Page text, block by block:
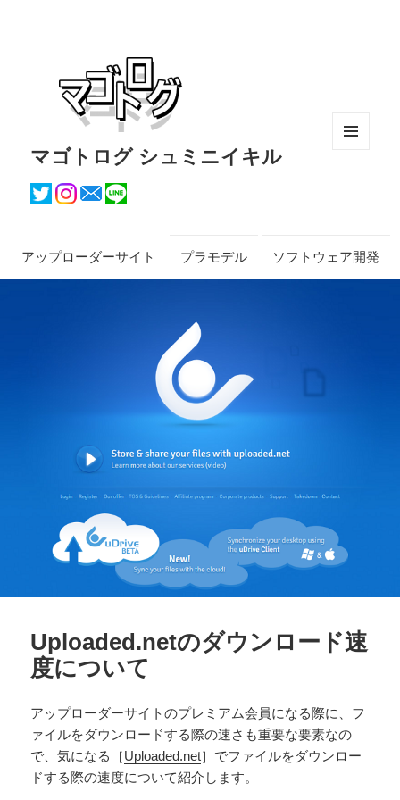
マゴトログ シュミニイキル
アップローダーサイト プラモデル ソフトウェア開発
Uploaded.netのダウンロード速
度について
アップローダーサイトのプレミアム会員になる際に、フ
ァイルをダウンロードする際の速さも重要な要素なの
で、気になる［Uploaded.net］でファイルをダウンロー
ドする際の速度について紹介します。